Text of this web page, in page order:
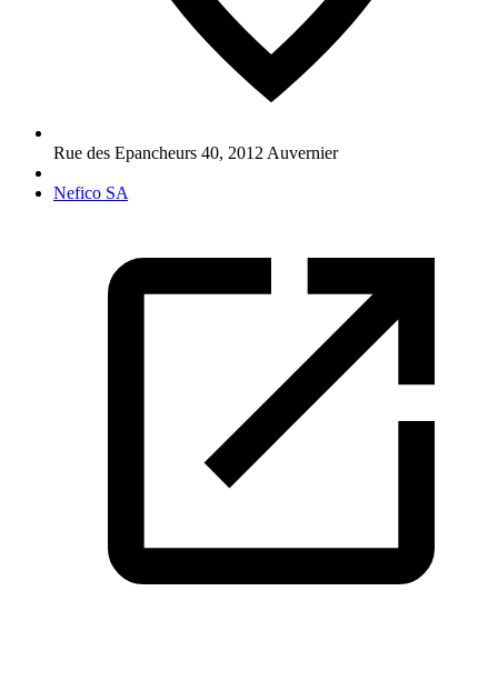
Rue des Epancheurs 40, 2012 Auvernier
Nefico SA